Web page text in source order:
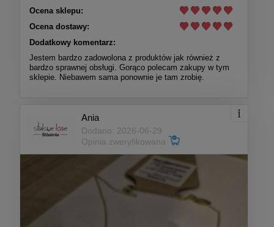
Ocena sklepu:
Ocena dostawy:
Dodatkowy komentarz:
Jestem bardzo zadowolona z produktów jak również z
bardzo sprawnej obsługi. Gorąco polecam zakupy w tym
sklepie. Niebawem sama ponownie je tam zrobię.
Ania
Dodano: 2026-06-29
Opinia zweryfikowana